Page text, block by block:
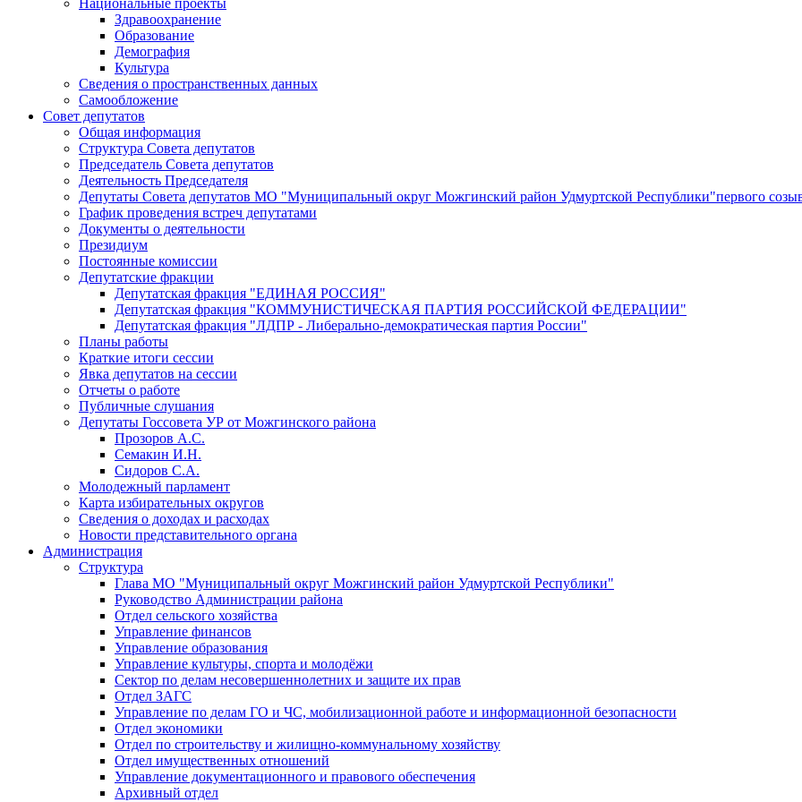
Здравоохранение
Образование
Демография
Культура
Сведения о пространственных данных
Самообложение
Совет депутатов
Общая информация
Структура Совета депутатов
Председатель Совета депутатов
Деятельность Председателя
Депутаты Совета депутатов МО "Муниципальный округ Можгинский район Удмуртской Республики"первого
График проведения встреч депутатами
Документы о деятельности
Президиум
Постоянные комиссии
Депутатские фракции
Депутатская фракция "ЕДИНАЯ РОССИЯ"
Депутатская фракция "КОММУНИСТИЧЕСКАЯ ПАРТИЯ РОССИЙСКОЙ ФЕДЕРАЦИИ"
Депутатская фракция "ЛДПР - Либерально-демократическая партия России"
Планы работы
Краткие итоги сессии
Явка депутатов на сессии
Отчеты о работе
Публичные слушания
Депутаты Госсовета УР от Можгинского района
Прозоров А.С.
Семакин И.Н.
Сидоров С.А.
Молодежный парламент
Карта избирательных округов
Сведения о доходах и расходах
Новости представительного органа
Администрация
Структура
Глава МО "Муниципальный округ Можгинский район Удмуртской Республики"
Руководство Администрации района
Отдел сельского хозяйства
Управление финансов
Управление образования
Управление культуры, спорта и молодёжи
Сектор по делам несовершеннолетних и защите их прав
Отдел ЗАГС
Управление по делам ГО и ЧС, мобилизационной работе и информационной безопасности
Отдел экономики
Отдел по строительству и жилищно-коммунальному хозяйству
Отдел имущественных отношений
Управление документационного и правового обеспечения
Архивный отдел